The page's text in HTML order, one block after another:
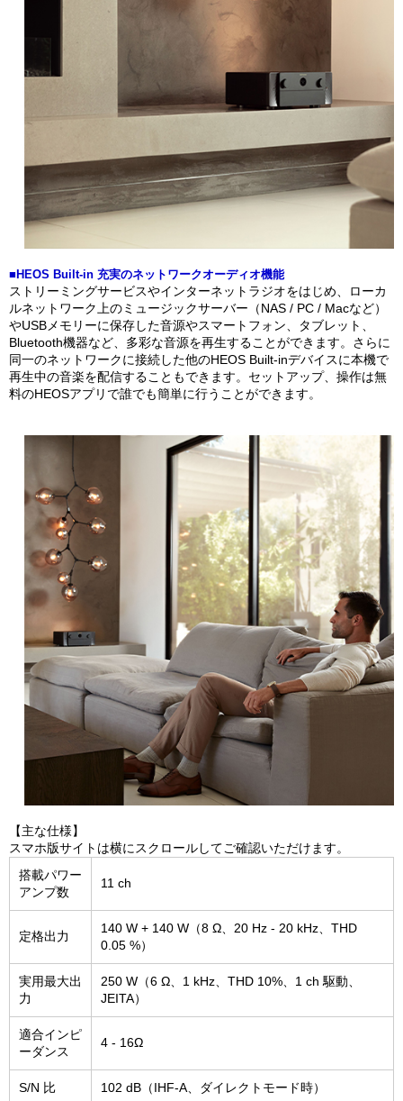
■HEOS Built-in 充実のネットワークオーディオ機能
ストリーミングサービスやインターネットラジオをはじめ、ローカ
ルネットワーク上のミュージックサーバー（NAS / PC / Macなど）
やUSBメモリーに保存した音源やスマートフォン、タブレット、
Bluetooth機器など、多彩な音源を再生することができます。さらに
同一のネットワークに接続した他のHEOS Built-inデバイスに本機で
再生中の音楽を配信することもできます。セットアップ、操作は無
料のHEOSアプリで誰でも簡単に行うことができます。
【主な仕様】
スマホ版サイトは横にスクロールしてご確認いただけます。
搭載パワー
アンプ数
11 ch
定格出力
140 W + 140 W（8 Ω、20 Hz - 20 kHz、THD
0.05 %）
実用最大出
力
250 W（6 Ω、1 kHz、THD 10%、1 ch 駆動、
JEITA）
適合インピ
ーダンス
4 - 16Ω
S/N 比 102 dB（IHF-A、ダイレクトモード時）